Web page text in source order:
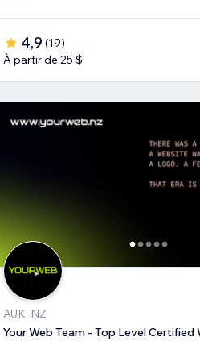
4,9 (19)
À partir de 25 $
AUK, NZ
Your Web Team - Top Level Certified